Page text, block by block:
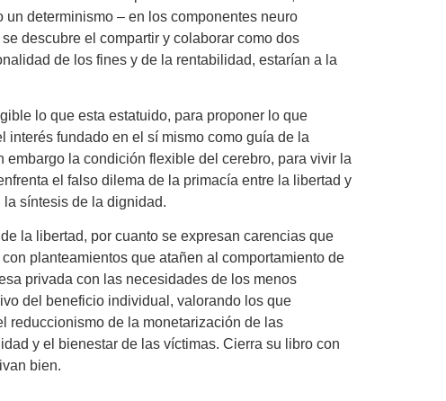
determinismo – en los componentes neuro
descubre el compartir y colaborar como dos
de los fines y de la rentabilidad, estarían a la
lo que esta estatuido, para proponer lo que
fundado en el sí mismo como guía de la
embargo la condición flexible del cerebro, para vivir la
el falso dilema de la primacía entre la libertad y
la síntesis de la dignidad.
la libertad, por cuanto se expresan carencias que
planteamientos que atañen al comportamiento de
privada con las necesidades de los menos
del beneficio individual, valorando los que
reduccionismo de la monetarización de las
y el bienestar de las víctimas. Cierra su libro con
bien.